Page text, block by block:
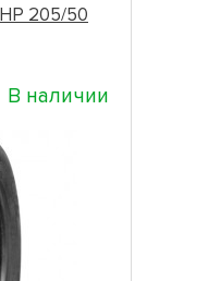
205/50
В наличии